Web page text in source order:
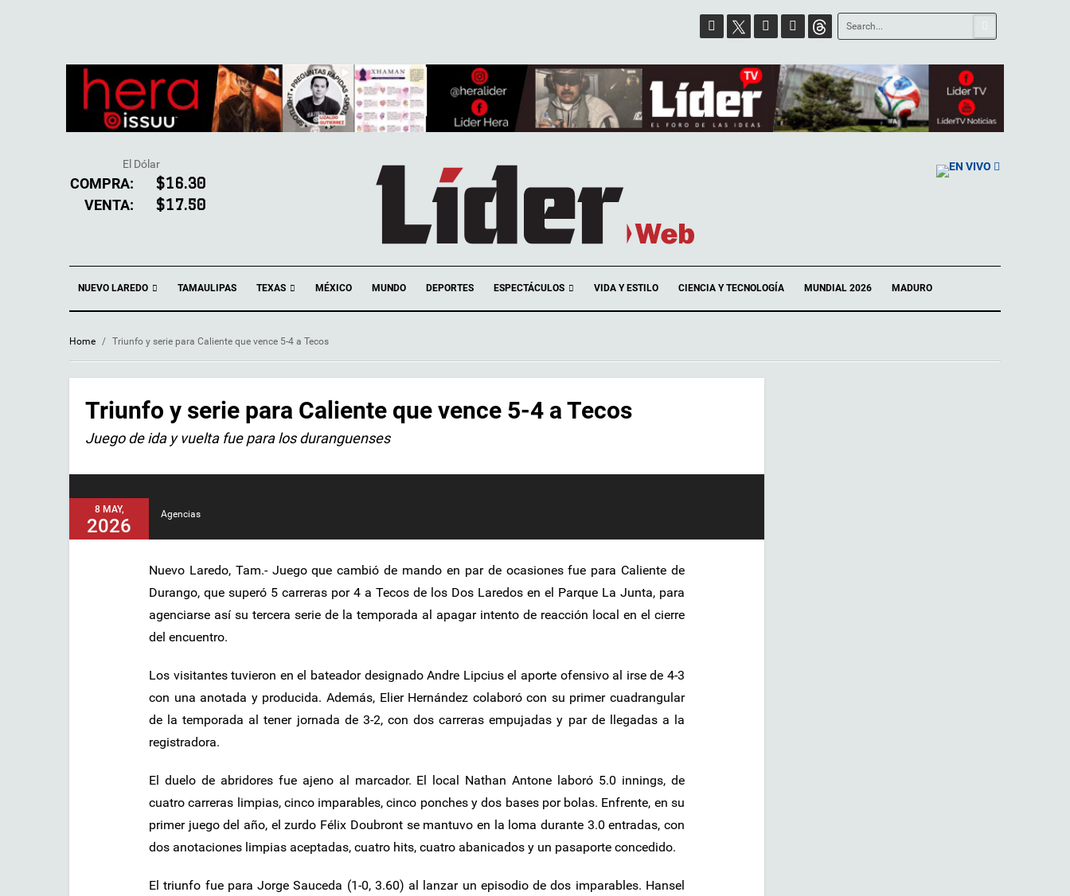
El Dólar
COMPRA: $16.30
VENTA: $17.50
EN VIVO
NUEVO LAREDO TAMAULIPAS TEXAS MÉXICO MUNDO DEPORTES ESPECTÁCULOS VIDA Y ESTILO CIENCIA Y TECNOLOGÍA MUNDIAL 2026 MADURO
Home / Triunfo y serie para Caliente que vence 5-4 a Tecos
Triunfo y serie para Caliente que vence 5-4 a Tecos
Juego de ida y vuelta fue para los duranguenses
8 MAY,
2026
Agencias
Nuevo Laredo, Tam.-Juego que cambió de mando en par de ocasiones fue para Caliente de
Durango, que superó 5 carreras por 4 a Tecos de los Dos Laredos en el Parque La Junta, para
agenciarse así su tercera serie de la temporada al apagar intento de reacción local en el cierre
del encuentro.
Los visitantes tuvieron en el bateador designado Andre Lipcius el aporte ofensivo al irse de 4-3
con una anotada y producida. Además, Elier Hernández colaboró con su primer cuadrangular
de la temporada al tener jornada de 3-2, con dos carreras empujadas y par de llegadas a la
registradora.
El duelo de abridores fue ajeno al marcador. El local Nathan Antone laboró 5.0 innings, de
cuatro carreras limpias, cinco imparables, cinco ponches y dos bases por bolas. Enfrente, en su
primer juego del año, el zurdo Félix Doubront se mantuvo en la loma durante 3.0 entradas, con
dos anotaciones limpias aceptadas, cuatro hits, cuatro abanicados y un pasaporte concedido.
El triunfo fue para Jorge Sauceda (1-0, 3.60) al lanzar un episodio de dos imparables. Hansel